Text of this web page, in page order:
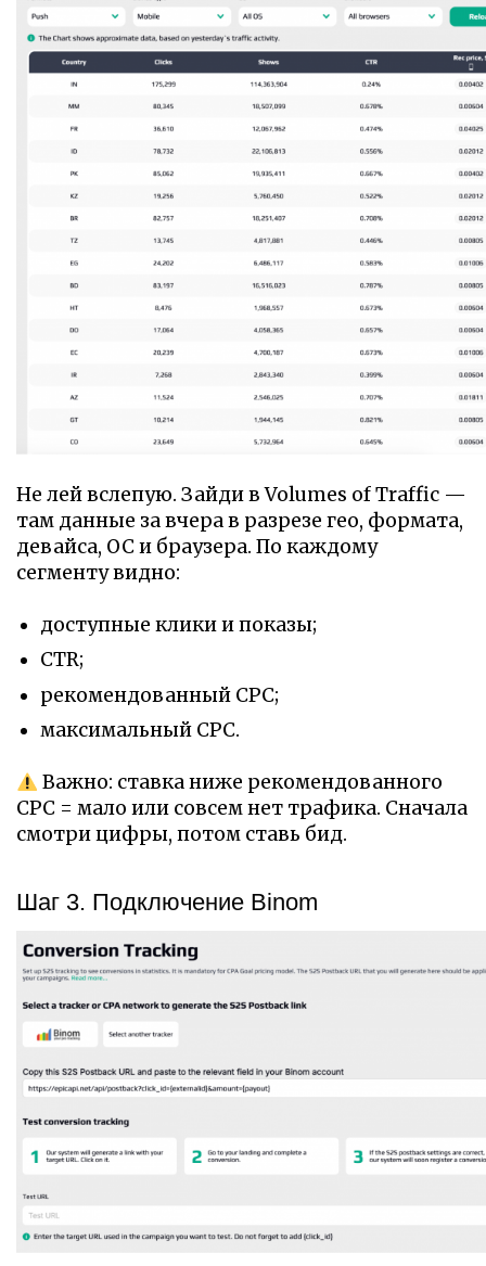
Не лей вслепую. Зайди в Volumes of Traffic —
там данные за вчера в разрезе гео, формата,
девайса, ОС и браузера. По каждому
сегменту видно:
доступные клики и показы;
CTR;
рекомендованный CPC;
максимальный CPC.
Важно: ставка ниже рекомендованного
CPC = мало или совсем нет трафика. Сначала
смотри цифры, потом ставь бид.
Шаг 3. Подключение Binom